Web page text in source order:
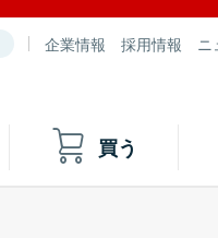
企業情報 採用情報 ニ
買う